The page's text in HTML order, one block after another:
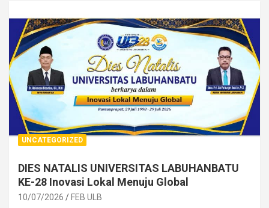
UNCATEGORIZED
DIES NATALIS UNIVERSITAS LABUHANBATU
KE-28 Inovasi Lokal Menuju Global
10/07/2026 FEB ULB